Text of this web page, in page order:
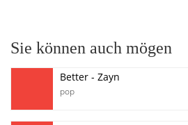
Sie können auch mögen
Better - Zayn
pop